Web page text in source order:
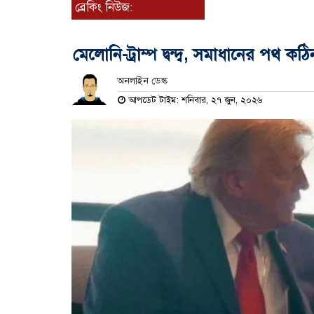
ব্রেকিং নিউজ:
মেলোনি-ট্রাম্প দ্বন্দ্ব, সমাধানের পথ
অনলাইন ডেস্ক
আপডেট টাইম: শনিবার, ২৭ জুন, ২০২৬